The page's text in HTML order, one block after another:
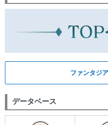
ファンタジ
データベース